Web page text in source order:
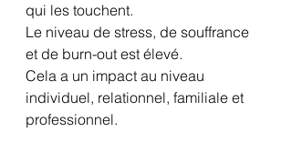
qui les touchent.
Le niveau de stress, de souffrance
et de burn-out est élevé.
Cela a un impact au niveau
individuel, relationnel, familiale et
professionnel.